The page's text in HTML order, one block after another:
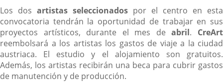
Los dos artistas seleccionados por el centro en esta
convocatoria tendrán la oportunidad de trabajar en sus
proyectos artísticos, durante el mes deabril. CreArt
reembolsará a los artistas los gastos de viaje a la ciudad
austriaca. El estudio y el alojamiento son gratuitos.
Además, los artistas recibirán una beca para cubrir gastos
de manutención y de producción.